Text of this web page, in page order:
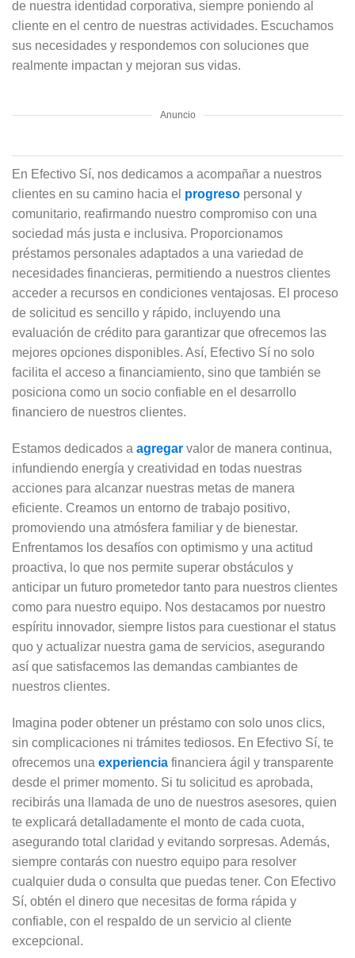
de nuestra identidad corporativa, siempre poniendo al
cliente en el centro de nuestras actividades. Escuchamos
sus necesidades y respondemos con soluciones que
realmente impactan y mejoran sus vidas.
Anuncio
En Efectivo Sí, nos dedicamos a acompañar a nuestros
clientes en su camino hacia el progreso personal y
comunitario, reafirmando nuestro compromiso con una
sociedad más justa e inclusiva. Proporcionamos
préstamos personales adaptados a una variedad de
necesidades financieras, permitiendo a nuestros clientes
acceder a recursos en condiciones ventajosas. El proceso
de solicitud es sencillo y rápido, incluyendo una
evaluación de crédito para garantizar que ofrecemos las
mejores opciones disponibles. Así, Efectivo Sí no solo
facilita el acceso a financiamiento, sino que también se
posiciona como un socio confiable en el desarrollo
financiero de nuestros clientes.
Estamos dedicados a agregar valor de manera continua,
infundiendo energía y creatividad en todas nuestras
acciones para alcanzar nuestras metas de manera
eficiente. Creamos un entorno de trabajo positivo,
promoviendo una atmósfera familiar y de bienestar.
Enfrentamos los desafíos con optimismo y una actitud
proactiva, lo que nos permite superar obstáculos y
anticipar un futuro prometedor tanto para nuestros clientes
como para nuestro equipo. Nos destacamos por nuestro
espíritu innovador, siempre listos para cuestionar el status
quo y actualizar nuestra gama de servicios, asegurando
así que satisfacemos las demandas cambiantes de
nuestros clientes.
Imagina poder obtener un préstamo con solo unos clics,
sin complicaciones ni trámites tediosos. En Efectivo Sí, te
ofrecemos una experiencia financiera ágil y transparente
desde el primer momento. Si tu solicitud es aprobada,
recibirás una llamada de uno de nuestros asesores, quien
te explicará detalladamente el monto de cada cuota,
asegurando total claridad y evitando sorpresas. Además,
siempre contarás con nuestro equipo para resolver
cualquier duda o consulta que puedas tener. Con Efectivo
Sí, obtén el dinero que necesitas de forma rápida y
confiable, con el respaldo de un servicio al cliente
excepcional.